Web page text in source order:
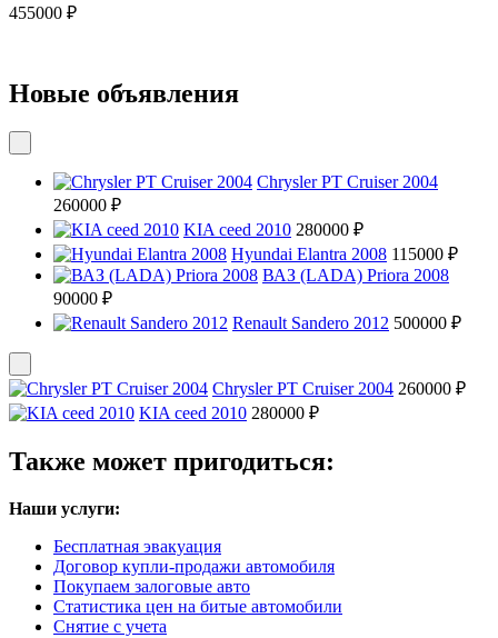
455000 ₽
Новые объявления
Chrysler PT Cruiser 2004
260000 ₽
KIA ceed 2010 280000 ₽
Hyundai Elantra 2008 115000 ₽
ВАЗ (LADA) Priora 2008
90000 ₽
Renault Sandero 2012 500000 ₽
Chrysler PT Cruiser 2004 260000 ₽
KIA ceed 2010 280000 ₽
Также может пригодиться:
Наши услуги:
Бесплатная эвакуация
Договор купли-продажи автомобиля
Покупаем залоговые авто
Статистика цен на битые автомобили
Снятие с учета